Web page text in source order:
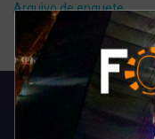
Arquivo de enquete